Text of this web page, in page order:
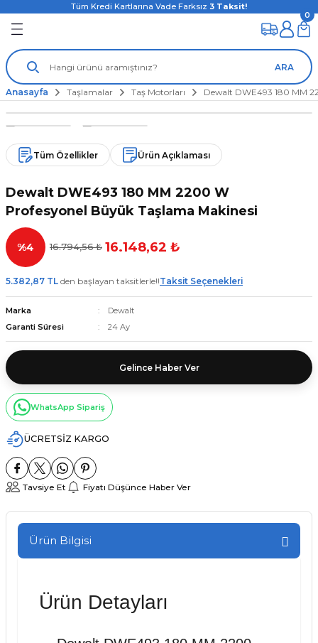
Tüm Kredi Kartlarına Vade Farksız 3 Taksit!
ARA
0
Anasayfa Taşlamalar Taş Motorları Dewalt DWE493 180 MM
Tüm Özellikler Ürün Açıklaması
Dewalt DWE493 180 MM 2200 W
Profesyonel Büyük Taşlama Makinesi
%4 16.794,56 ₺ 16.148,62 ₺
5.382,87 TL den başlayan taksitlerle!!Taksit Seçenekleri
Marka
Dewalt
Garanti Süresi
24 Ay
Gelince Haber Ver
WhatsApp Sipariş
ÜCRETSİZ KARGO
Tavsiye Et Fiyatı Düşünce Haber Ver
Ürün Bilgisi
Ürün Detayları